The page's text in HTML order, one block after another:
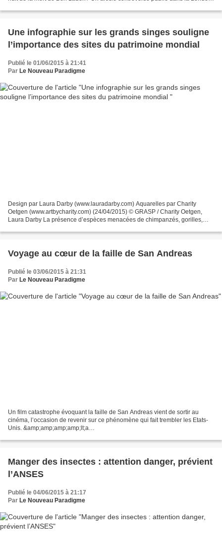
Une infographie sur les grands singes souligne
l’importance des sites du patrimoine mondial
Publié le 01/06/2015 à 21:41
Par Le Nouveau Paradigme
Design par Laura Darby (www.lauradarby.com) Aquarelles par Charity
Oetgen (www.artbycharity.com) (24/04/2015) © GRASP / Charity Oetgen,
Laura Darby La présence d’espèces menacées de chimpanzés, gorilles,
Voyage au cœur de la faille de San Andreas
Publié le 03/06/2015 à 21:31
Par Le Nouveau Paradigme
Un film catastrophe évoquant la faille de San Andreas vient de sortir au
cinéma, l’occasion de revenir sur ce phénomène qui fait trembler les Etats-
Unis. &amp;amp;amp;amp;lt;a
mestamp]/?"...
Manger des insectes : attention danger, prévient
l’ANSES
Publié le 04/06/2015 à 21:17
Par Le Nouveau Paradigme